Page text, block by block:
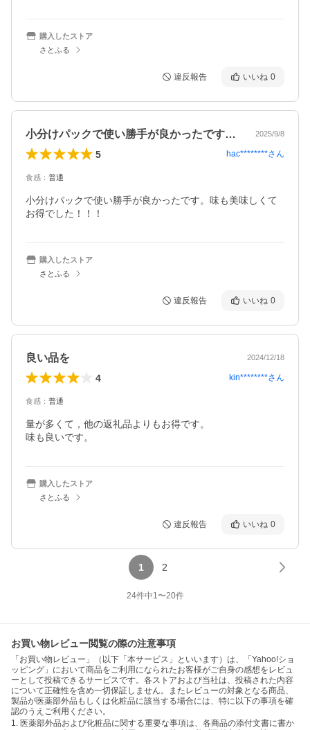
購入したストア
さとふる
違反報告 いいね 0
小分けパックで使い勝手が良かったです。… 2025/9/8
5 hac********さん
食感 ： 普通
小分けパックで使い勝手が良かったです。味も美味しくて
お得でした！！！
購入したストア
さとふる
違反報告 いいね 0
良い品を 2024/12/18
4 kin********さん
食感 ： 普通
量が多くて，他の返礼品よりもお得です。
味も良いです。
購入したストア
さとふる
違反報告 いいね 0
1 2
24件中1〜20件
お買い物レビュー閲覧の際の注意事項
「お買い物レビュー」（以下「本サービス」といいます）は、「Yahoo!ショ
ッピング」において商品をご利用になられたお客様がご自身の感想をレビュ
ーとして投稿できるサービスです。各ストアおよび当社は、投稿された内容
について正確性を含め一切保証しません。またレビューの対象となる商品、
製品が医薬部外品もしくは化粧品に該当する場合には、特に以下の事項を確
認のうえご利用ください。
1. 医薬部外品および化粧品に関する重要な事項は、各商品の添付文書に書か